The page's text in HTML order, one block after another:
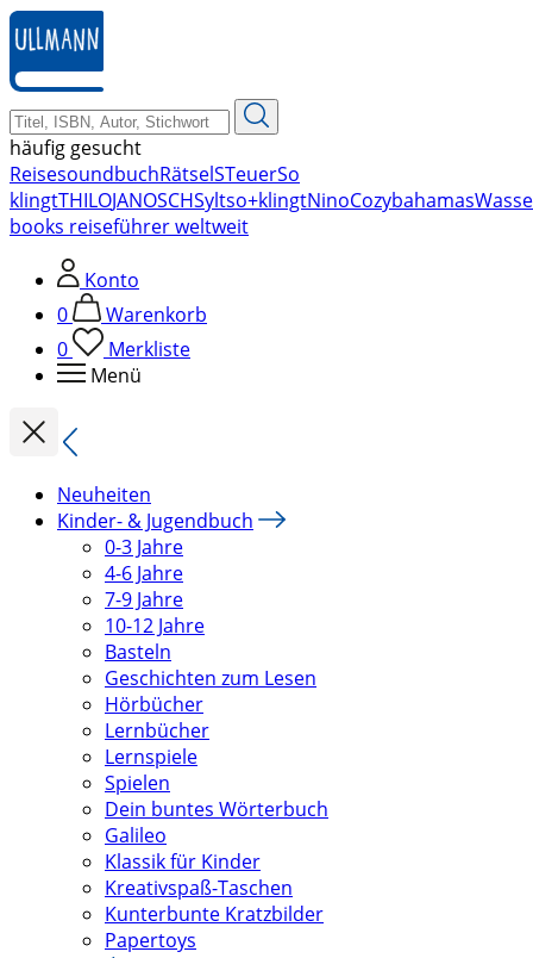
zum
Hauptinhalt
springen
häufig gesucht
ReisesoundbuchRätselSTeuerSo
klingtTHILOJANOSCHSyltso+klingtNinoCozybahamas
books reiseführer weltweit
Konto
0
Warenkorb
0
Merkliste
Menü
Neuheiten
Kinder- & Jugendbuch
0-3 Jahre
4-6 Jahre
7-9 Jahre
10-12 Jahre
Basteln
Geschichten zum Lesen
Hörbücher
Lernbücher
Lernspiele
Spielen
Dein buntes Wörterbuch
Galileo
Klassik für Kinder
Kreativspaß-Taschen
Kunterbunte Kratzbilder
Papertoys